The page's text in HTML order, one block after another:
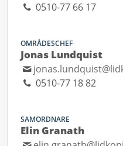
0510-77 66 17
OMRÅDESCHEF
Jonas Lundquist
0510-77 18 82
SAMORDNARE
Elin Granath